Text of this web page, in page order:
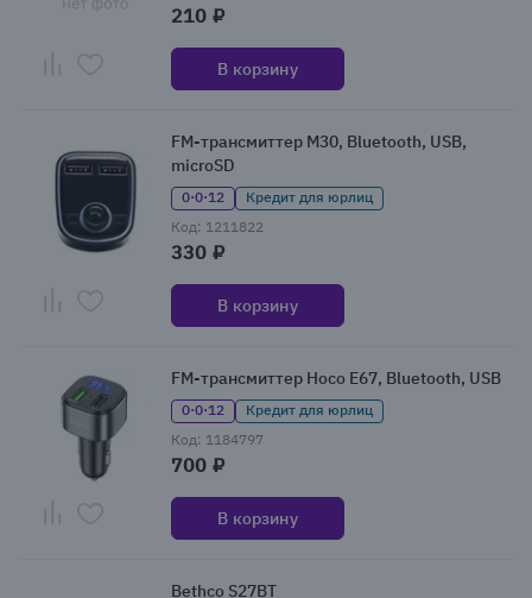
210 ₽
В корзину
FM-трансмиттер M30, Bluetooth, USB,
microSD
0·0·12
Кредит для юрлиц
Код: 1211822
330 ₽
В корзину
FM-трансмиттер Hoco E67, Bluetooth, USB
0·0·12
Кредит для юрлиц
Код: 1184797
700 ₽
В корзину
Bethco S27BT